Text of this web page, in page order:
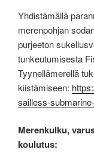
Yhdistämällä
merenpohjan
purjeeton
tunkeutumisesta
Tyynellämerellä
kiistämiseen:
sailless-
Merenkulku,
koulutus: